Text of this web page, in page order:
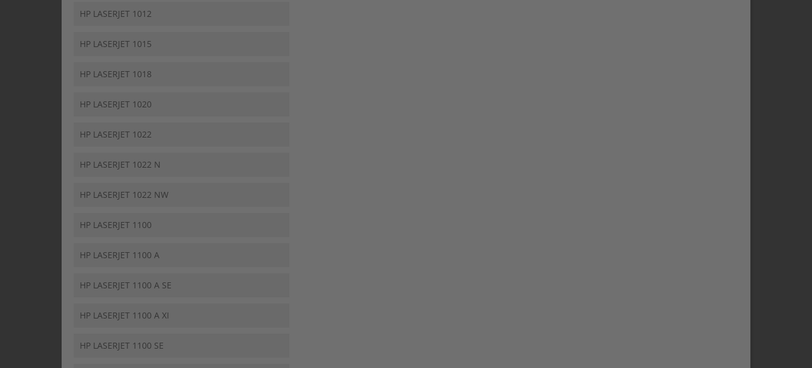
HP LASERJET 1012
HP LASERJET 1015
HP LASERJET 1018
HP LASERJET 1020
HP LASERJET 1022
HP LASERJET 1022 N
HP LASERJET 1022 NW
HP LASERJET 1100
HP LASERJET 1100 A
HP LASERJET 1100 A SE
HP LASERJET 1100 A XI
HP LASERJET 1100 SE